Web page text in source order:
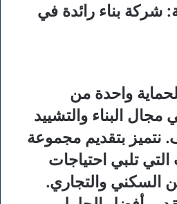
شركة بناء رائدة في
واحدة من
البناء والتشييد
بتقديم مجموعة
تلبي احتياجات
السكني والتجاري.